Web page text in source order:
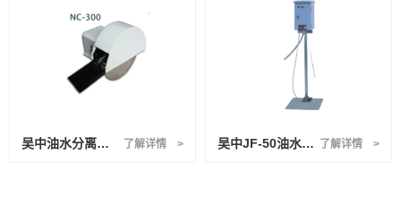
吴中油水分离机NC-300 了解详情 > 吴中JF-50油水分离机 了解详情 >